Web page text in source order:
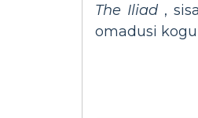
The Iliad ,
omadusi